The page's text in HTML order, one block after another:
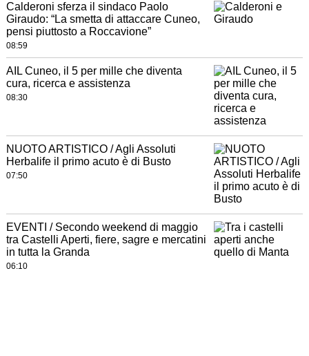
Calderoni sferza il sindaco Paolo
Giraudo: “La smetta di attaccare Cuneo,
pensi piuttosto a Roccavione”
08:59
AIL Cuneo, il 5 per mille che diventa
cura, ricerca e assistenza
08:30
NUOTO ARTISTICO / Agli Assoluti
Herbalife il primo acuto è di Busto
07:50
EVENTI / Secondo weekend di maggio
tra Castelli Aperti, fiere, sagre e mercatini
in tutta la Granda
06:10